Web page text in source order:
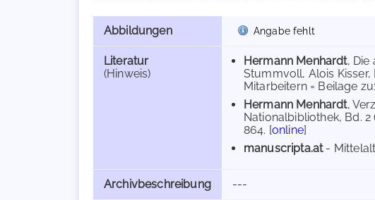
Abbildungen Angabe fehlt
Literatur
(Hinweis)
Hermann Menhardt, Die
Stummvoll, Alois
Mitarbeitern = Beilage
Hermann Menhardt,
Nationalbibliothek, Bd.
864. [online]
manuscripta.at-
Archivbeschreibung ---